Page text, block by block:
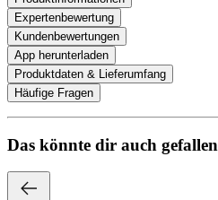
Expertenbewertung
Kundenbewertungen
App herunterladen
Produktdaten & Lieferumfang
Häufige Fragen
Das könnte dir auch gefallen